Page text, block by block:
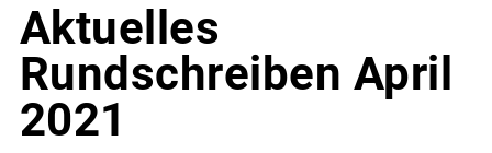
Aktuelles
Rundschreiben April
2021